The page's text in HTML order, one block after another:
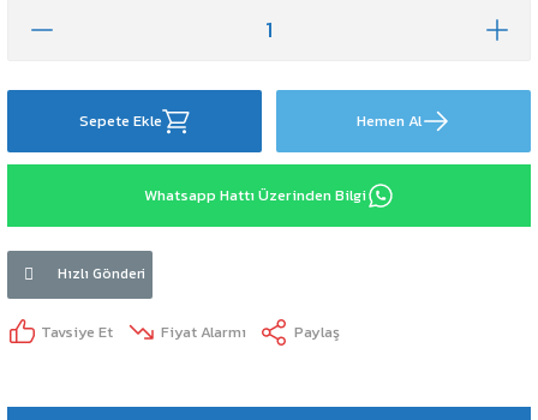
Sepete Ekle Hemen Al
Whatsapp Hattı Üzerinden Bilgi
Hızlı Gönderi
Tavsiye Et Fiyat Alarmı Paylaş